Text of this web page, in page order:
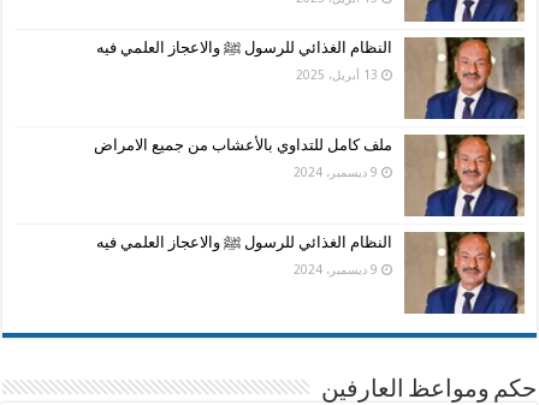
النظام الغذائي للرسول ﷺ والاعجاز العلمي فيه
13 أبريل، 2025
ملف كامل للتداوي بالأعشاب من جميع الامراض
9 ديسمبر، 2024
النظام الغذائي للرسول ﷺ والاعجاز العلمي فيه
9 ديسمبر، 2024
حكم ومواعظ العارفين